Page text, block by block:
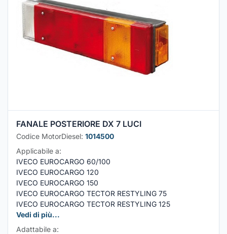
FANALE POSTERIORE DX 7 LUCI
Codice MotorDiesel: 1014500
Applicabile a:
IVECO EUROCARGO 60/100
IVECO EUROCARGO 120
IVECO EUROCARGO 150
IVECO EUROCARGO TECTOR RESTYLING 75
IVECO EUROCARGO TECTOR RESTYLING 125
Vedi di più...
Adattabile a: